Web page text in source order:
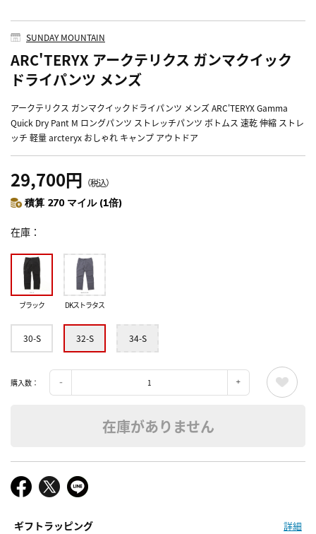
SUNDAY MOUNTAIN
ARC'TERYX アークテリクス ガンマクイック
ドライパンツ メンズ
アークテリクス ガンマクイックドライパンツ メンズ ARC'TERYX Gamma
Quick Dry Pant M ロングパンツ ストレッチパンツ ボトムス 速乾 伸縮 ストレ
ッチ 軽量 arcteryx おしゃれ キャンプ アウトドア
29,700円 （税込）
積算 270 マイル (1倍)
在庫
ブラック DKストラタス
30-S 32-S 34-S
購入数：
在庫がありません
ギフトラッピング 詳細